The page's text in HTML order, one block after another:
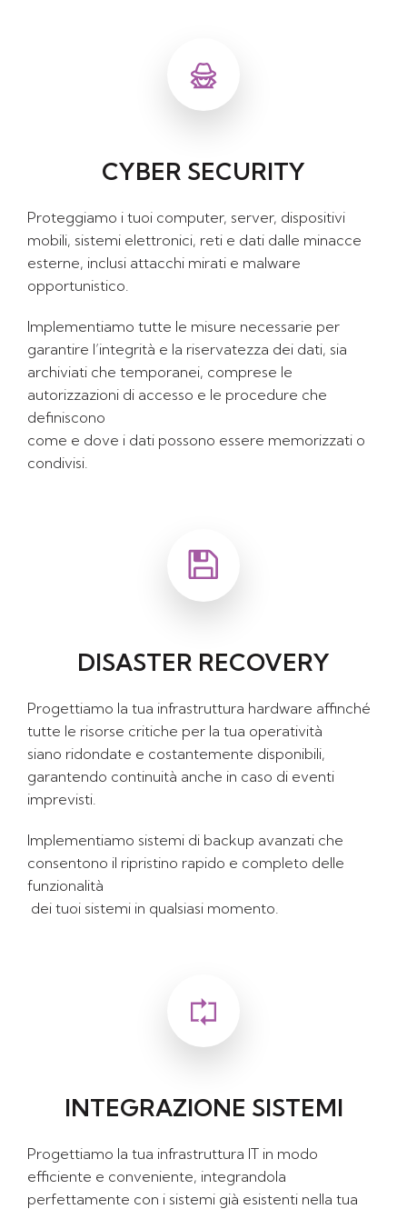
CYBER SECURITY
Proteggiamo i tuoi computer, server, dispositivi
mobili, sistemi elettronici, reti e dati dalle minacce
esterne, inclusi attacchi mirati e malware
opportunistico.
Implementiamo tutte le misure necessarie per
garantire l’integrità e la riservatezza dei dati, sia
archiviati che temporanei, comprese le
autorizzazioni di accesso e le procedure che
definiscono
come e dove i dati possono essere memorizzati o
condivisi.
DISASTER RECOVERY
Progettiamo la tua infrastruttura hardware affinché
tutte le risorse critiche per la tua operatività
siano ridondate e costantemente disponibili,
garantendo continuità anche in caso di eventi
imprevisti.
Implementiamo sistemi di backup avanzati che
consentono il ripristino rapido e completo delle
funzionalità
dei tuoi sistemi in qualsiasi momento.
INTEGRAZIONE SISTEMI
Progettiamo la tua infrastruttura IT in modo
efficiente e conveniente, integrandola
perfettamente con i sistemi già esistenti nella tua